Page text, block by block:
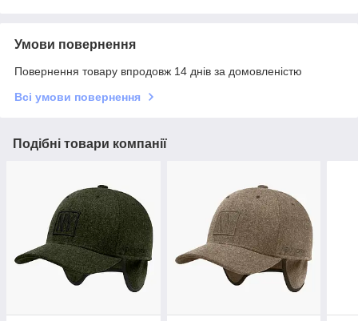
Умови повернення
Повернення товару впродовж 14 днів за домовленістю
Всі умови повернення
Подібні товари компанії